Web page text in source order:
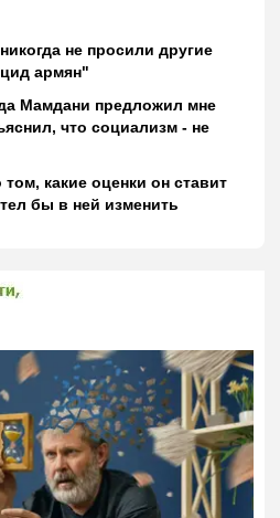
не просили другие
армян"
Мамдани предложил мне
что социализм - не
какие оценки он ставит
бы в ней изменить